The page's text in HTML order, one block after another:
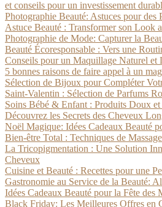
et conseils pour un investissement
Photographie Beauté: Astuces pour des
Astuce Beauté : Transformer son Look
Photographie de Mode: Capturer la
Beauté Écoresponsable : Vers une
Conseils pour un Maquillage Naturel et
5 bonnes raisons de faire appel à un
Sélection de Bijoux pour Compléter
Saint-Valentin : Sélection de Parfums
Soins Bébé & Enfant : Produits Doux
Découvrez les Secrets des Cheveux
Noël Magique: Idées Cadeaux Beauté
Bien-être Total : Techniques de
La Tricopigmentation : Une Solution
Cheveux
Cuisine et Beauté : Recettes pour une
Gastronomie au Service de la Beauté:
Idées Cadeaux Beauté pour la Fête des
Black Friday: Les Meilleures Offres en